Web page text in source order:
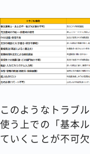
このようなトラブ
使う上での「基本
ていくことが不可欠